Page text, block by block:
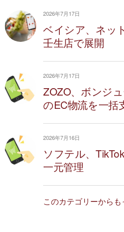
2026年7月17日
ベイシア、ネッ
壬生店で展開
2026年7月17日
ZOZO、ボンジ
のEC物流を一括
2026年7月16日
ソフテル、
一元管理
このカテゴリーから